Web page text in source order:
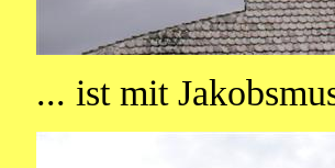
... ist mit